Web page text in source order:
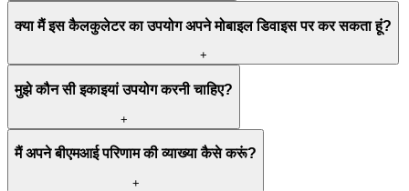
क्या मैं इस कैलकुलेटर का उपयोग अपने मोबाइल डिवाइस पर कर सकता हूं?
+
मुझे कौन सी इकाइयां उपयोग करनी चाहिए?
+
मैं अपने बीएमआई परिणाम की व्याख्या कैसे करूं?
+